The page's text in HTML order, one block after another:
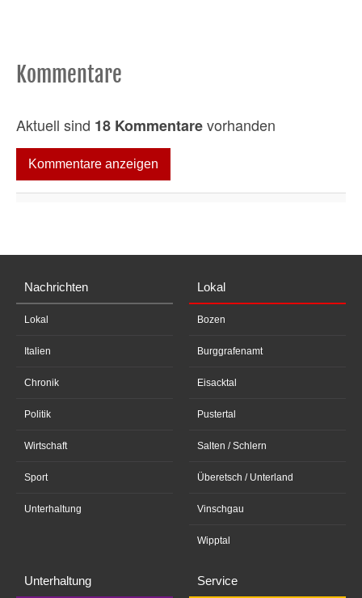
Kommentare
Aktuell sind 18 Kommentarevorhanden
Kommentare anzeigen
Nachrichten
Lokal
Italien
Chronik
Politik
Wirtschaft
Sport
Unterhaltung
Lokal
Bozen
Burggrafenamt
Eisacktal
Pustertal
Salten / Schlern
Überetsch / Unterland
Vinschgau
Wipptal
Unterhaltung Service